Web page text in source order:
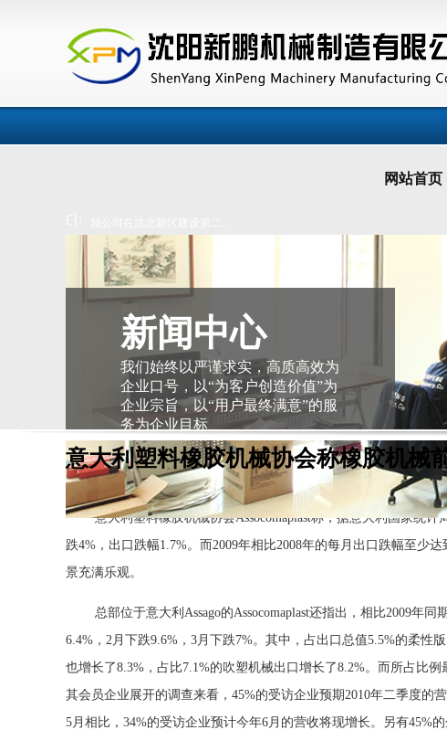
网站首页
机械加工定位基准选择举例...
意大利塑料橡胶机械协会称...
新闻中心
我们始终以严谨求实，高质高效为
企业口号，以“为客户创造价值”为
企业宗旨，以“用户最终满意”的服
务为企业目标
意大利塑料橡胶机械协会称橡胶机械
意大利塑料橡胶机械协会Assocomaplast称，据意大利国家统计
跌4%，出口跌幅1.7%。而2009年相比2008年的每月出口跌幅至少
景充满乐观。
总部位于意大利Assago的Assocomaplast还指出，相比2009年同
6.4%，2月下跌9.6%，3月下跌7%。其中，占出口总值5.5%的柔性
也增长了8.3%，占比7.1%的吹塑机械出口增长了8.2%。而所占比
其会员企业展开的调查来看，45%的受访企业预期2010年二季度的
5月相比，34%的受访企业预计今年6月的营收将现增长。另有45%的